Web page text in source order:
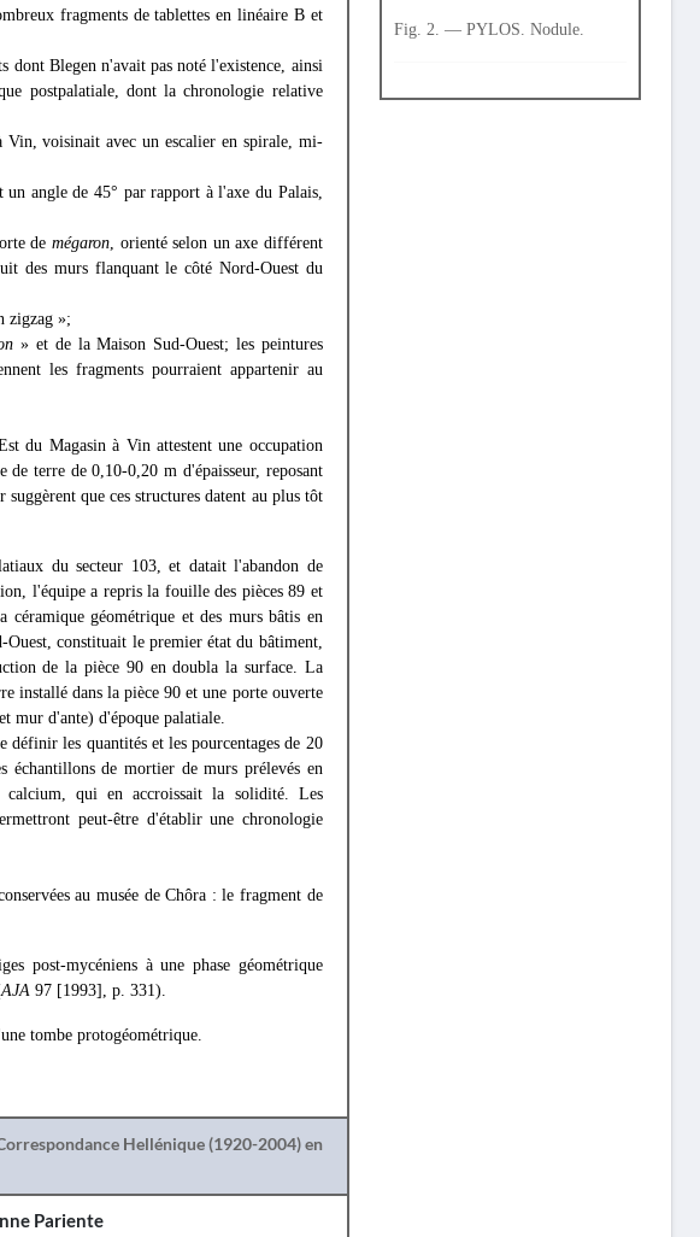
fragments de tablettes en linéaire Β et
dont Blegen n'avait pas noté l'existence, ainsi
postpalatiale, dont la chronologie relative
Vin, voisinait avec un escalier en spirale, mi-
angle de 45° par rapport à l'axe du Palais,
demégaron, orienté selon un axe différent
des murs flanquant le côté Nord-Ouest du
zigzag »;
» et de la Maison Sud-Ouest; les peintures
les fragments pourraient appartenir au
du Magasin à Vin attestent une occupation
de terre de 0,10-0,20 m d'épaisseur, reposant
que ces structures datent au plus tôt
du secteur 103, et datait l'abandon de
l'équipe a repris la fouille des pièces 89 et
géométrique et des murs bâtis en
constituait le premier état du bâtiment,
de la pièce 90 en doubla la surface. La
installé dans la pièce 90 et une porte ouverte
mur d'ante) d'époque palatiale.
définir les quantités et les pourcentages de 20
échantillons de mortier de murs prélevés en
calcium, qui en accroissait la solidité. Les
peut-être d'établir une chronologie
au musée de Chôra : le fragment de
post-mycéniens à une phase géométrique
AJA 97 [1993], p. 331).
tombe protogéométrique.
Hellénique (1920-2004) en
Pariente
Fig. 2. — PYLOS. Nodule.